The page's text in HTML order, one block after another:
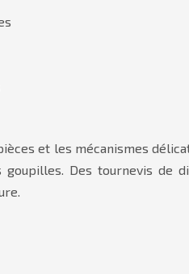
et les mécanismes
Des tournevis de